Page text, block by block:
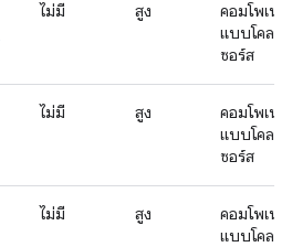
ไม่มี สูง
คอมโพเน
แบบโคลส
ซอร์ส
ไม่มี สูง
คอมโพเน
แบบโคลส
ซอร์ส
ไม่มี สูง
คอมโพเน
แบบโคลส